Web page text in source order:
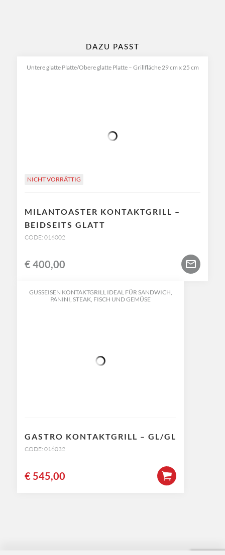
DAZU PASST
Untere glatte Platte/Obere glatte Platte – Grillfläche 29 cm x 25 cm
NICHT VORRÄTTIG
MILANTOASTER KONTAKTGRILL –
BEIDSEITS GLATT
CODE: 016002
€ 400,00
GUSSEISEN KONTAKTGRILL IDEAL FÜR SANDWICH,
PANINI, STEAK, FISCH UND GEMÜSE
GASTRO KONTAKTGRILL – GL/GL
CODE: 016032
€ 545,00